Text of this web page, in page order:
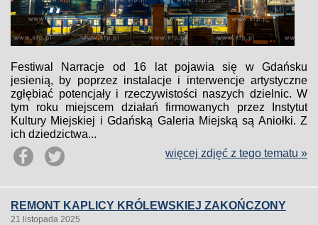
Festiwal Narracje od 16 lat pojawia się w Gdańsku
jesienią, by poprzez instalacje i interwencje artystyczne
zgłębiać potencjały i rzeczywistości naszych dzielnic. W
tym roku miejscem działań firmowanych przez Instytut
Kultury Miejskiej i Gdańską Galeria Miejską są Aniołki. Z
ich dziedzictwa...
więcej zdjęć z tego tematu »
REMONT KAPLICY KRÓLEWSKIEJ ZAKOŃCZONY
21 listopada 2025